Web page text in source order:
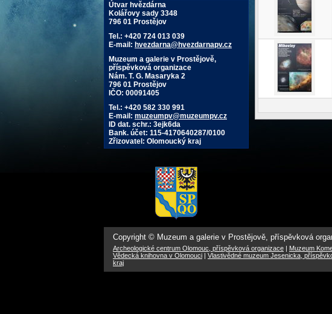
Útvar hvězdárna
Kolářovy sady 3348
796 01 Prostějov
Tel.: +420 724 013 039
E-mail: hvezdarna@hvezdarnapv.cz
Muzeum a galerie v Prostějově,
příspěvková organizace
Nám. T. G. Masaryka 2
796 01 Prostějov
IČO: 00091405
Tel.: +420 582 330 991
E-mail: muzeumpv@muzeumpv.cz
ID dat. schr.: 3ejk6da
Bank. účet: 115-4170640287/0100
Zřizovatel: Olomoucký kraj
Copyright © Muzeum a galerie v Prostějově, příspěvková
Archeologické centrum Olomouc, příspěvková organizace | Muzeum
Vědecká knihovna v Olomouci | Vlastivědné muzeum Jesenicka,
kraj